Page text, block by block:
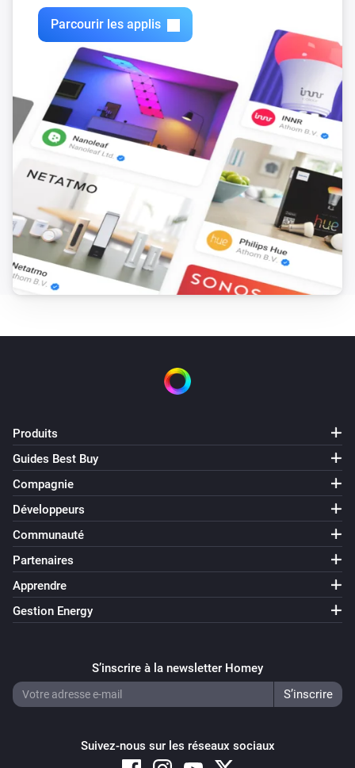
Parcourir les applis
Produits
Guides Best Buy
Compagnie
Développeurs
Communauté
Partenaires
Apprendre
Gestion Energy
S’inscrire à la newsletter Homey
Suivez-nous sur les réseaux sociaux